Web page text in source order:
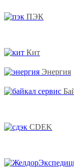
ПЭК
Кит
Энергия
CDEK